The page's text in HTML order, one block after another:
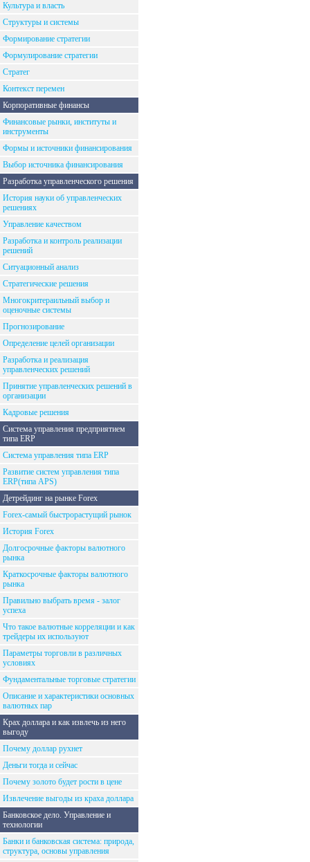
Культура и власть
Структуры и системы
Формирование стратегии
Формулирование стратегии
Стратег
Контекст перемен
Корпоративные финансы
Финансовые рынки, институты и
инструменты
Формы и источники финансирования
Выбор источника финансирования
Разработка управленческого решения
История науки об управленческих
решениях
Управление качеством
Разработка и контроль реализации
решений
Ситуационный анализ
Стратегические решения
Многокритераильный выбор и
оценочные системы
Прогнозирование
Определение целей организации
Разработка и реализация
управленческих решений
Принятие управленческих решений в
организации
Кадровые решения
Система управления предприятием
типа ERP
Система управления типа ERP
Развитие систем управления типа
ERP(типа APS)
Детрейдинг на рынке Forex
Forex-самый быстрорастущий рынок
История Forex
Долгосрочные факторы валютного
рынка
Краткосрочные факторы валютного
рынка
Правильно выбрать время - залог
успеха
Что такое валютные корреляции и как
трейдеры их используют
Параметры торговли в различных
условиях
Фундаментальные торговые стратегии
Описание и характеристики основных
валютных пар
Крах доллара и как извлечь из него
выгоду
Почему доллар рухнет
Деньги тогда и сейчас
Почему золото будет рости в цене
Извлечение выгоды из краха доллара
Банковское дело. Управление и
технологии
Банки и банковская система: природа,
структура, основы управления